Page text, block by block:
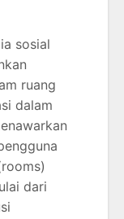
sosial
ruang
dalam
dari